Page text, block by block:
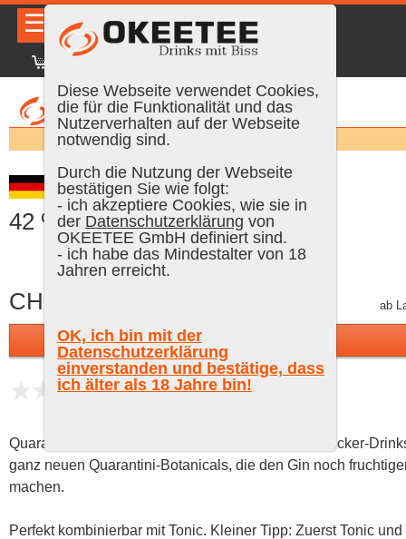
☰ DE FR EN|Anmelden
Suchen:
Quarantini Red Gin, 50 cl,
42 % Vol.
CHF 45.90 ab
In den Warenkorb
noch keine Bewertungen
Quarantini Red Gin, der rote Gin für absolute Hingucker-
ganz neuen Quarantini-Botanicals, die den Gin noch
machen.
Perfekt kombinierbar mit Tonic. Kleiner Tipp: Zuerst Tonic
Diese Webseite verwendet Cookies,
die für die Funktionalität und das
Nutzerverhalten auf der Webseite
notwendig sind.
Durch die Nutzung der Webseite
bestätigen Sie wie folgt:
- ich akzeptiere Cookies, wie sie in
der Datenschutzerklärung von
OKEETEE GmbH definiert sind.
- ich habe das Mindestalter von 18
Jahren erreicht.
OK, ich bin mit der
Datenschutzerklärung
einverstanden und bestätige, dass
ich älter als 18 Jahre bin!